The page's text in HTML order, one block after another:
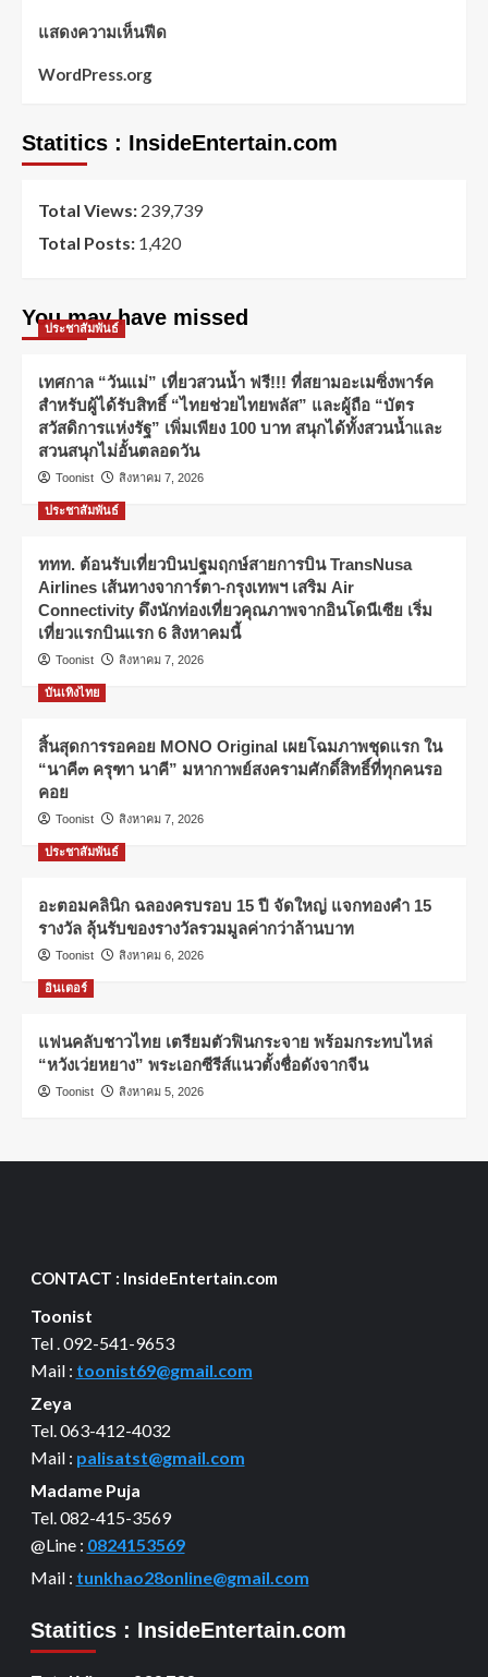
แสดงความเห็นฟีด
WordPress.org
Statitics : InsideEntertain.com
Total Views: 239,739
Total Posts: 1,420
You may have missed
ประชาสัมพันธ์
เทศกาล “วันแม่” เที่ยวสวนน้ำ ฟรี!!! ที่สยามอะเมซิ่งพาร์ค
สำหรับผู้ได้รับสิทธิ์ “ไทยช่วยไทยพลัส” และผู้ถือ “บัตร
สวัสดิการแห่งรัฐ” เพิ่มเพียง 100 บาท สนุกได้ทั้งสวนน้ำและ
สวนสนุกไม่อั้นตลอดวัน
Toonist สิงหาคม 7, 2026
ประชาสัมพันธ์
ททท. ต้อนรับเที่ยวบินปฐมฤกษ์สายการบิน TransNusa
Airlines เส้นทางจาการ์ตา-กรุงเทพฯ เสริม Air
Connectivity ดึงนักท่องเที่ยวคุณภาพจากอินโดนีเซีย เริ่ม
เที่ยวแรกบินแรก 6 สิงหาคมนี้
Toonist สิงหาคม 7, 2026
บันเทิงไทย
สิ้นสุดการรอคอย MONO Original เผยโฉมภาพชุดแรก ใน
“นาคี๓ ครุฑา นาคี” มหากาพย์สงครามศักดิ์สิทธิ์ที่ทุกคนรอ
คอย
Toonist สิงหาคม 7, 2026
ประชาสัมพันธ์
อะตอมคลินิก ฉลองครบรอบ 15 ปี จัดใหญ่ แจกทองคำ 15
รางวัล ลุ้นรับของรางวัลรวมมูลค่ากว่าล้านบาท
Toonist สิงหาคม 6, 2026
อินเตอร์
แฟนคลับชาวไทย เตรียมตัวฟินกระจาย พร้อมกระทบไหล่
“หวังเว่ยหยาง” พระเอกซีรีส์แนวตั้งชื่อดังจากจีน
Toonist สิงหาคม 5, 2026
CONTACT : InsideEntertain.com
Toonist
Tel . 092-541-9653
Mail : toonist69@gmail.com
Zeya
Tel. 063-412-4032
Mail : palisatst@gmail.com
Madame Puja
Tel. 082-415-3569
@Line : 0824153569
Mail : tunkhao28online@gmail.com
Statitics : InsideEntertain.com